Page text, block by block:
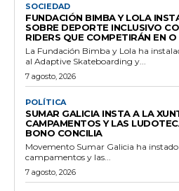
SOCIEDAD
FUNDACIÓN BIMBA Y LOLA
SOBRE DEPORTE INCLUSIVO
RIDERS QUE COMPETIRÁN EN
La Fundación Bimba y Lola ha
al Adaptive Skateboarding y...
7 agosto, 2026
POLÍTICA
SUMAR GALICIA INSTA A LA
CAMPAMENTOS Y LAS
BONO CONCILIA
Movemento Sumar Galicia ha
campamentos y las...
7 agosto, 2026